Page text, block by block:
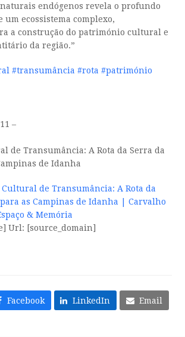
endógenos revela o profundo
ecossistema complexo,
a construção do património cultural e
da região.”
#transumância #rota #património
–
de Transumância: A Rota da Serra da
de Idanha
Cultural de Transumância: A Rota da
as Campinas de Idanha | Carvalho
& Memória
Url: [source_domain]
Facebook LinkedIn Email